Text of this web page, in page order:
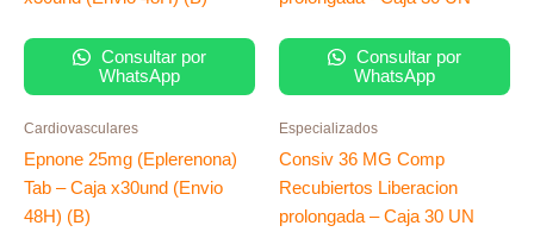
Consultar por
WhatsApp
Cardiovasculares
Epnone 25mg (Eplerenona)
Tab – Caja x30und (Envio
48H) (B)
Consultar por
WhatsApp
Especializados
Consiv 36 MG Comp
Recubiertos Liberacion
prolongada – Caja 30 UN